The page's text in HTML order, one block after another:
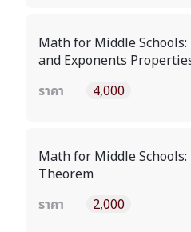
Math for Middle
and Exponents
ราคา
4,000
Math for Middle
Theorem
ราคา
2,000